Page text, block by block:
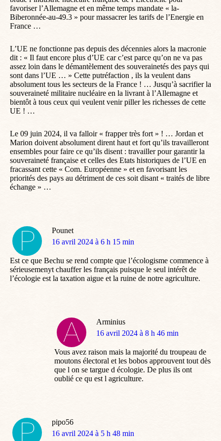
favoriser l’Allemagne et en même temps mandate « la-
Biberonnée-au-49.3 » pour massacrer les tarifs de l’Energie en
France …
L’UE ne fonctionne pas depuis des décennies alors la macronie
dit : « Il faut encore plus d’UE car c’est parce qu’on ne va pas
assez loin dans le démantèlement des souverainetés des pays qui
sont dans l’UE … » Cette putréfaction , ils la veulent dans
absolument tous les secteurs de la France ! … Jusqu’à sacrifier la
souveraineté militaire nucléaire en la livrant à l’Allemagne et
bientôt à tous ceux qui veulent venir piller les richesses de cette
UE ! …
Le 09 juin 2024, il va falloir « frapper très fort » ! … Jordan et
Marion doivent absolument dirent haut et fort qu’ils travailleront
ensembles pour faire ce qu’ils disent : travailler pour garantir la
souveraineté française et celles des Etats historiques de l’UE en
fracassant cette « Com. Européenne » et en favorisant les
priorités des pays au détriment de ces soit disant « traités de libre
échange » …
Pounet
dit
16 avril 2024 à 6 h 15 min
Est ce que Bechu se rend compte que l’écologisme commence à
sérieusemenyt chauffer les français puisque le seul intérêt de
l’écologie est la taxation aigue et la ruine de notre agriculture.
Arminius
dit
16 avril 2024 à 8 h 46 min
Vous avez raison mais la majorité du troupeau de
moutons électoral et les bobos approuvent tout dès
que l on se targue d écologie. De plus ils ont
oublié ce qu est l agriculture.
pipo56
dit
16 avril 2024 à 5 h 48 min